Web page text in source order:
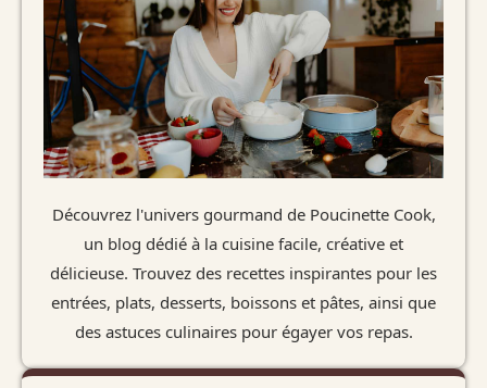
Découvrez l'univers gourmand de Poucinette Cook,
un blog dédié à la cuisine facile, créative et
délicieuse. Trouvez des recettes inspirantes pour les
entrées, plats, desserts, boissons et pâtes, ainsi que
des astuces culinaires pour égayer vos repas.